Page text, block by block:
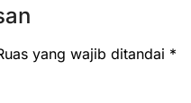
yang wajib ditandai *